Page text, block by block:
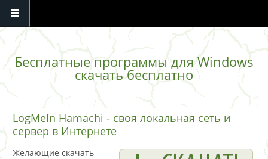
Перейти к основному содержанию
Бесплатные программы для Windows
скачать бесплатно
LogMeIn Hamachi - своя локальная сеть и
сервер в Интернете
Желающие скачать